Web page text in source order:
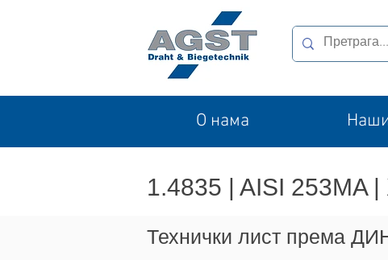
O нама
1.4835 | AISI 253MA
Технички лист према